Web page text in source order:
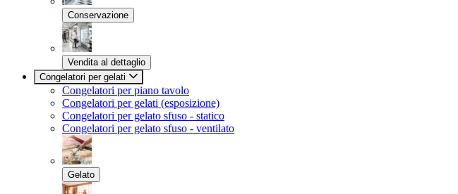
Conservazione
Vendita al dettaglio
Congelatori per gelati
Congelatori per piano tavolo
Congelatori per gelati (esposizione)
Congelatori per gelato sfuso - statico
Congelatori per gelato sfuso - ventilato
Gelato